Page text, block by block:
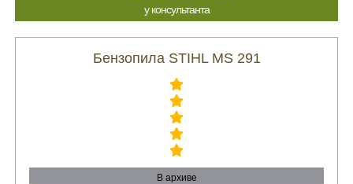
у консультанта
Бензопила STIHL MS 291
В архиве